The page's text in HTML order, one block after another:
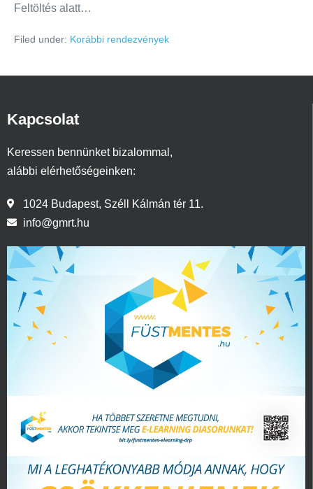
Feltöltés alatt…
Filed under: Korábbi rendezvények
Kapcsolat
Keressen bennünket bizalommal,
alábbi elérhetőségeinken:
1024 Budapest, Széll Kálmán tér 11.
info@gmrt.hu